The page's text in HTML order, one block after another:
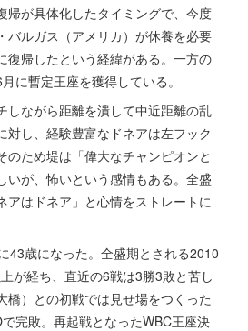
帰が具体化したタイミングで、今度
バルガス（アメリカ）が休養を必要
復帰したという経緯がある。一方の
に暫定王座を獲得している。
しながら距離を潰して中近距離の乱
対し、経験豊富なドネアは左フック
のため堤は「偉大なチャンピオンと
いが、怖いという感情もある。全盛
アはドネア」と心情をストレートに
43歳になった。全盛期とされる2010
が経ち、直近の6戦は3勝3敗と苦し
橋）との初戦では見せ場をつくった
完敗。再起戦となったWBC王座決